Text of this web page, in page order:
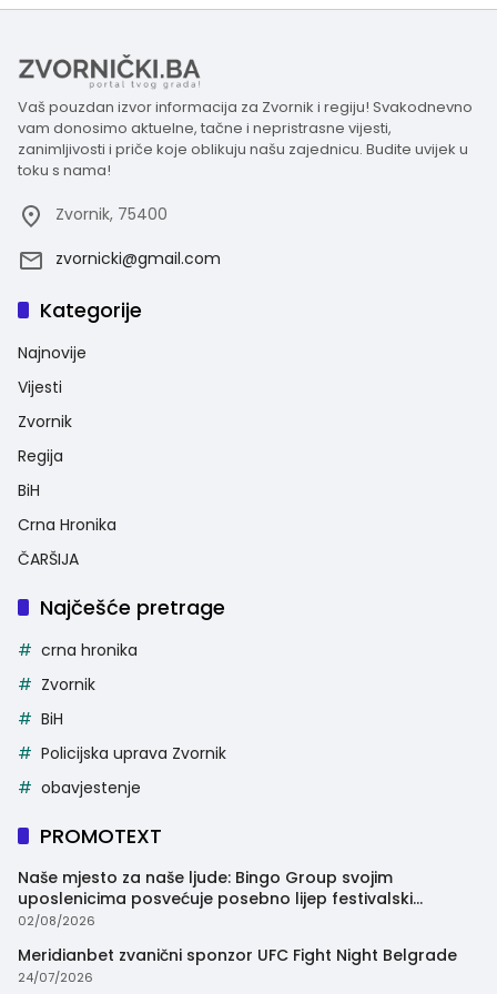
Vaš pouzdan izvor informacija za Zvornik i regiju! Svakodnevno
vam donosimo aktuelne, tačne i nepristrasne vijesti,
zanimljivosti i priče koje oblikuju našu zajednicu. Budite uvijek u
toku s nama!
Zvornik, 75400
zvornicki@gmail.com
Kategorije
Najnovije
Vijesti
Zvornik
Regija
BiH
Crna Hronika
ČARŠIJA
Najčešće pretrage
crna hronika
Zvornik
BiH
Policijska uprava Zvornik
obavjestenje
PROMOTEXT
Naše mjesto za naše ljude: Bingo Group svojim
uposlenicima posvećuje posebno lijep festivalski
trenutak
02/08/2026
Meridianbet zvanični sponzor UFC Fight Night Belgrade
24/07/2026